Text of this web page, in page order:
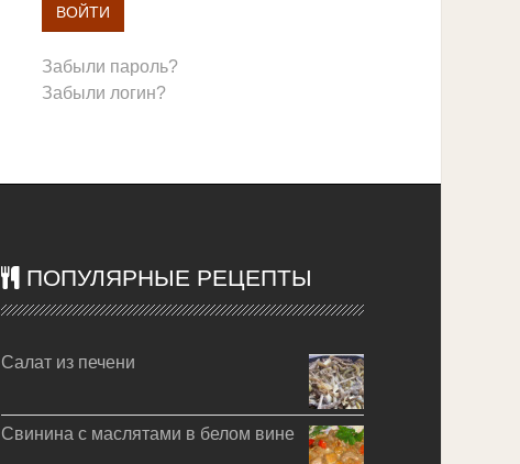
ВОЙТИ
Забыли пароль?
Забыли логин?
ПОПУЛЯРНЫЕ РЕЦЕПТЫ
Салат из печени
Свинина с маслятами в белом вине